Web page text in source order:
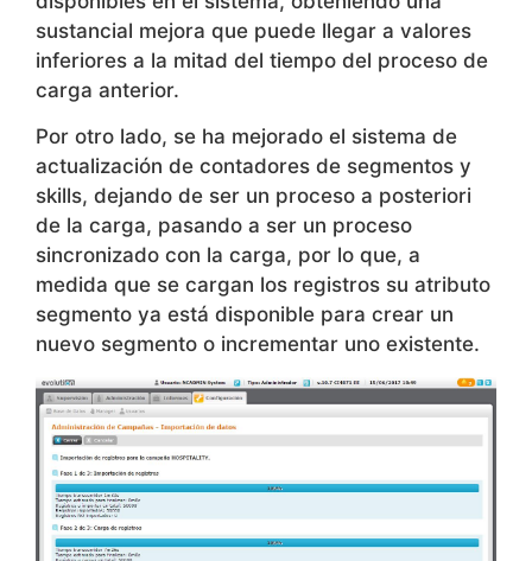
Por otro lado, se ha mejorado el sistema de
actualización de contadores de segmentos y
skills, dejando de ser un proceso a posteriori
de la carga, pasando a ser un proceso
sincronizado con la carga, por lo que, a
medida que se cargan los registros su atributo
segmento ya está disponible para crear un
nuevo segmento o incrementar uno existente.